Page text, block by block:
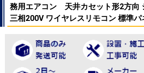
務用エアコン 天井カセット形2方向
三相200V ワイヤレスリモコン 標準